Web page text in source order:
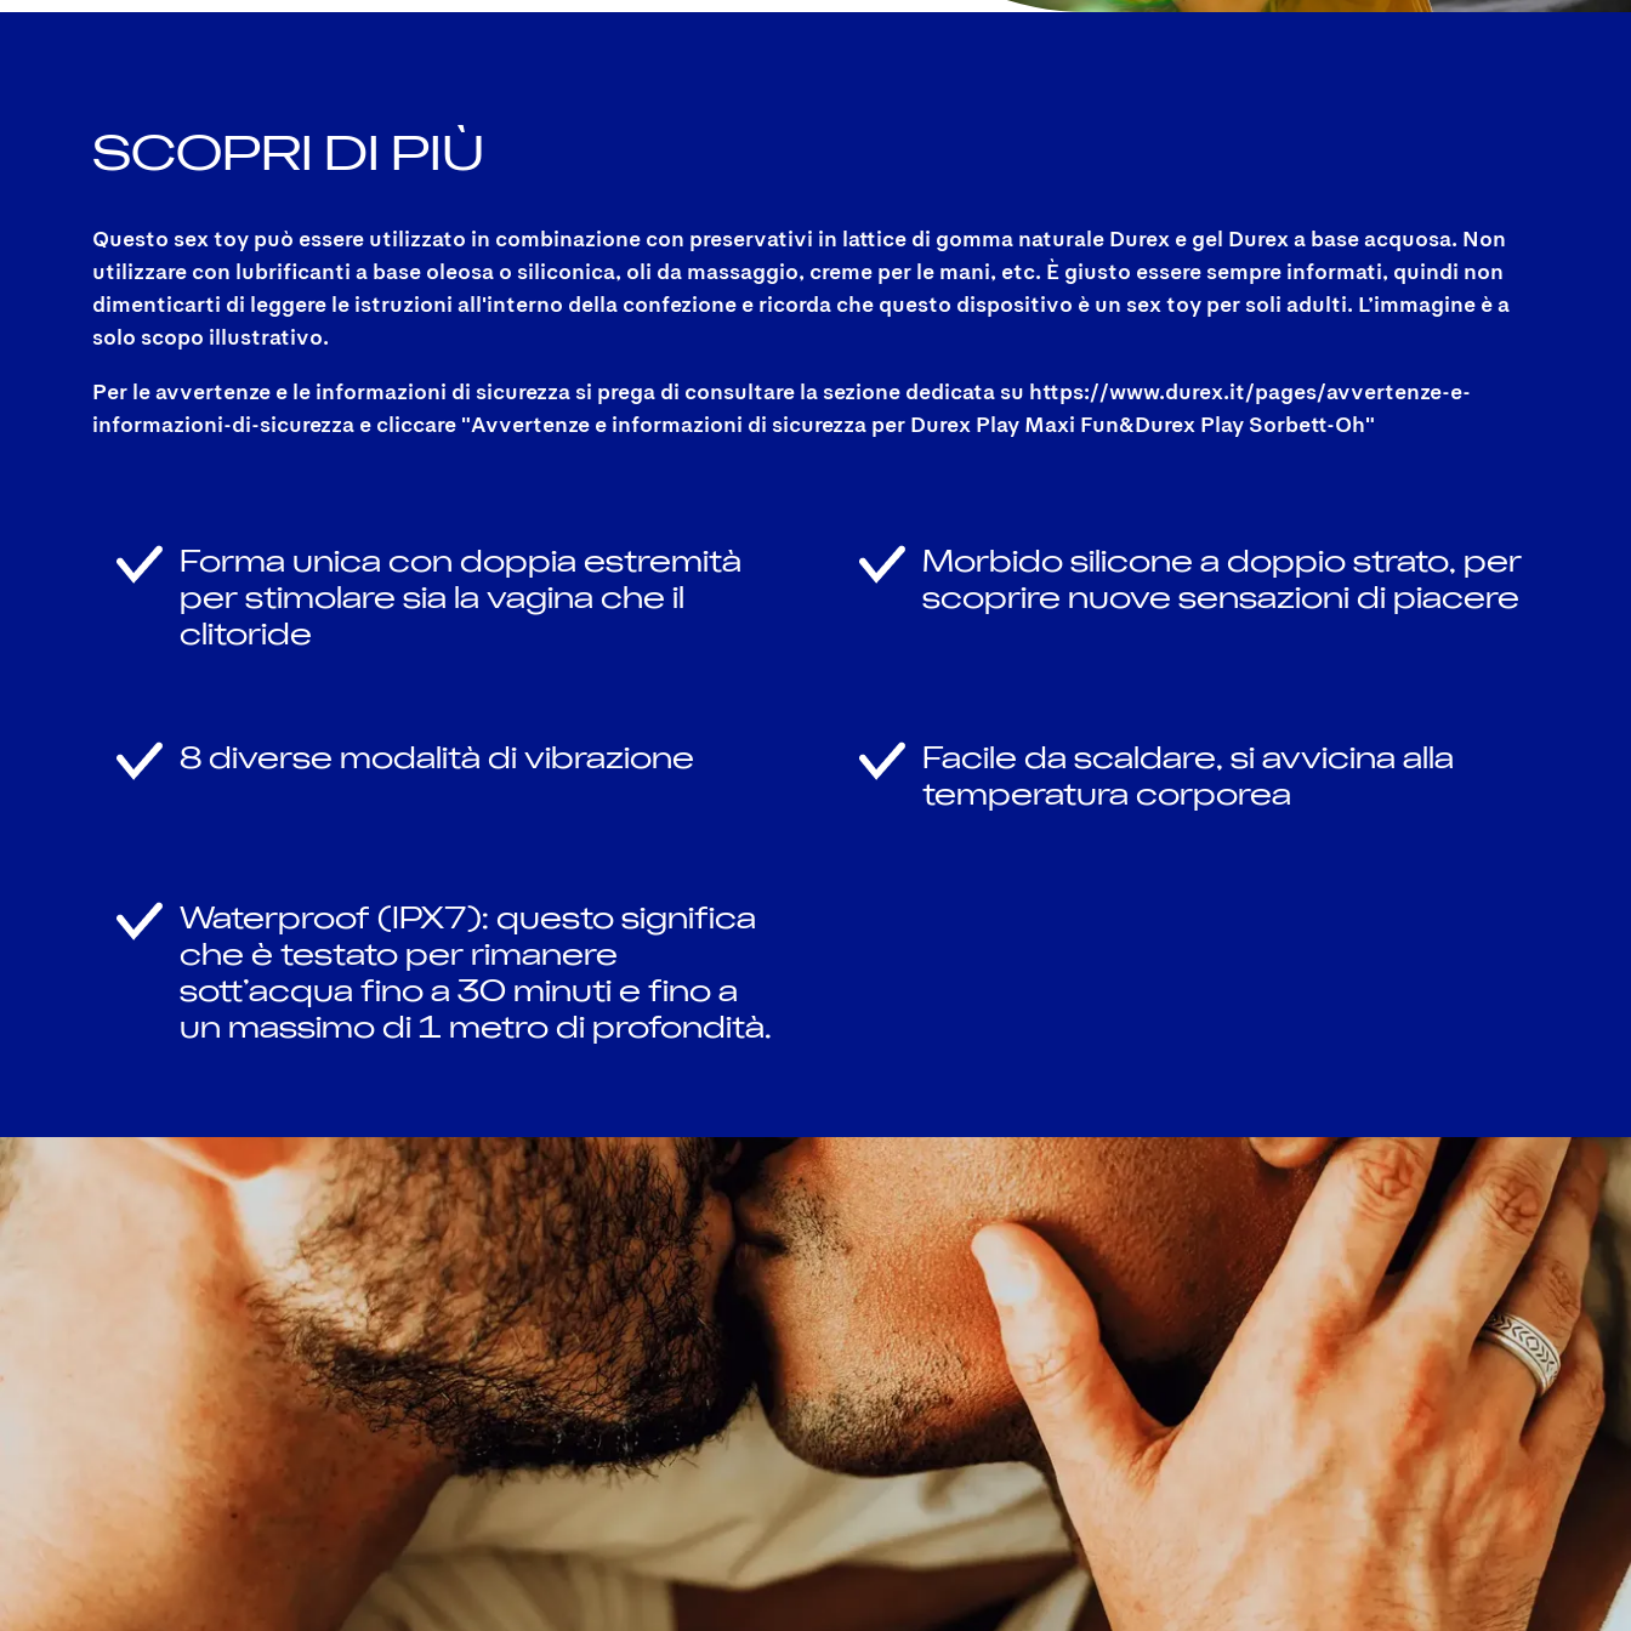
SCOPRI DI PIÙ
Questo sex toy può essere utilizzato in combinazione con preservativi in lattice di gomma naturale Durex e gel Durex a base acquosa. Non
utilizzare con lubrificanti a base oleosa o siliconica, oli da massaggio, creme per le mani, etc. È giusto essere sempre informati, quindi non
dimenticarti di leggere le istruzioni all'interno della confezione e ricorda che questo dispositivo è un sex toy per soli adulti. L’immagine è a
solo scopo illustrativo.
Per le avvertenze e le informazioni di sicurezza si prega di consultare la sezione dedicata su https://www.durex.it/pages/avvertenze-e-
informazioni-di-sicurezza e cliccare "Avvertenze e informazioni di sicurezza per Durex Play Maxi Fun&Durex Play Sorbett-Oh"
Forma unica con doppia estremità
per stimolare sia la vagina che il
clitoride
Morbido silicone a doppio strato, per
scoprire nuove sensazioni di piacere
8 diverse modalità di vibrazione
Facile da scaldare, si avvicina alla
temperatura corporea
Waterproof (IPX7): questo significa
che è testato per rimanere
sott’acqua fino a 30 minuti e fino a
un massimo di 1 metro di profondità.